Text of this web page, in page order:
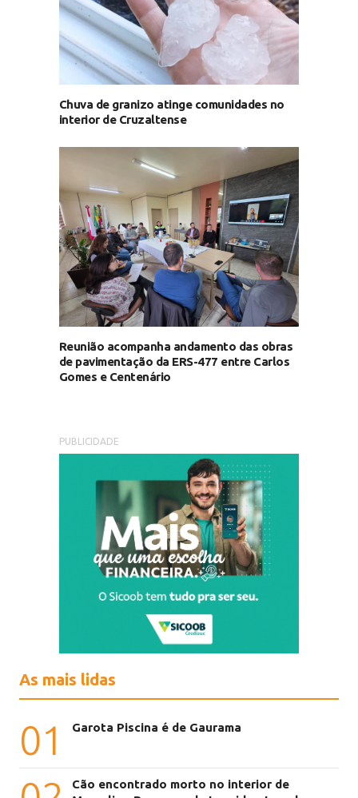
Chuva de granizo atinge comunidades no
interior de Cruzaltense
Reunião acompanha andamento das obras
de pavimentação da ERS-477 entre Carlos
Gomes e Centenário
PUBLICIDADE
As mais lidas
01 Garota Piscina é de Gaurama
Cão encontrado morto no interior de